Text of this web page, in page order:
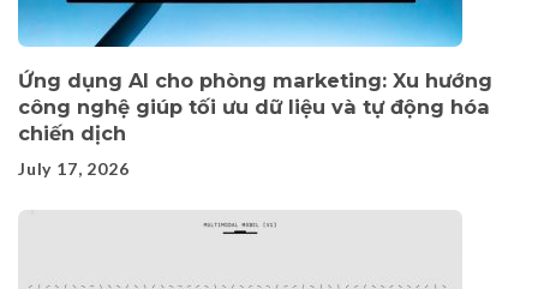
Ứng dụng AI cho phòng marketing: Xu hướng
công nghệ giúp tối ưu dữ liệu và tự động hóa
chiến dịch
July 17, 2026